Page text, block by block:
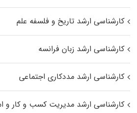
کارشناسی ارشد تاریخ و فلسفه علم
کارشناسی ارشد زبان فرانسه
کارشناسی ارشد مددکاری اجتماعی
کارشناسی ارشد مدیریت کسب و کار و